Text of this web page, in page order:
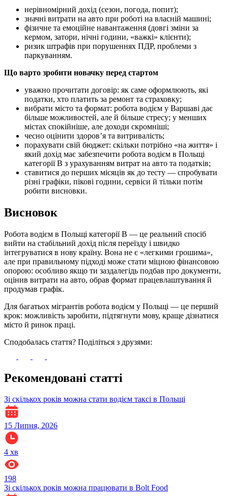
нерівномірний дохід (сезон, погода, попит);
значні витрати на авто при роботі на власній машині;
фізичне та емоційне навантаження (довгі зміни за
кермом, затори, нічні години, «важкі» клієнти);
ризик штрафів при порушеннях ПДР, проблеми з
паркуванням.
Що варто зробити новачку перед стартом
уважно прочитати договір: як саме оформлюють, які
податки, хто платить за ремонт та страховку;
вибрати місто та формат: робота водієм у Варшаві дає
більше можливостей, але й більше стресу; у менших
містах спокійніше, але доходи скромніші;
чесно оцінити здоров’я та витривалість;
порахувати свій бюджет: скільки потрібно «на життя» і
який дохід має забезпечити робота водієм в Польщі
категорії B з урахуванням витрат на авто та податків;
ставитися до перших місяців як до тесту — спробувати
різні графіки, пікові години, сервіси й тільки потім
робити висновки.
Висновок
Робота водієм в Польщі категорії B — це реальний спосіб
вийти на стабільний дохід після переїзду і швидко
інтегруватися в нову країну. Вона не є «легкими грошима»,
але при правильному підході може стати міцною фінансовою
опорою: особливо якщо ти заздалегідь подбав про документи,
оцінив витрати на авто, обрав формат працевлаштування й
продумав графік.
Для багатьох мігрантів робота водієм у Польщі — це перший
крок: можливість заробити, підтягнути мову, краще дізнатися
місто й ринок праці.
Сподобалась стаття? Поділіться з друзями:
Рекомендовані статті
Зі скількох років можна стати водієм таксі в Польщі
15 Липня, 2026
4 хв
198
Зі скількох років можна працювати в Bolt Food